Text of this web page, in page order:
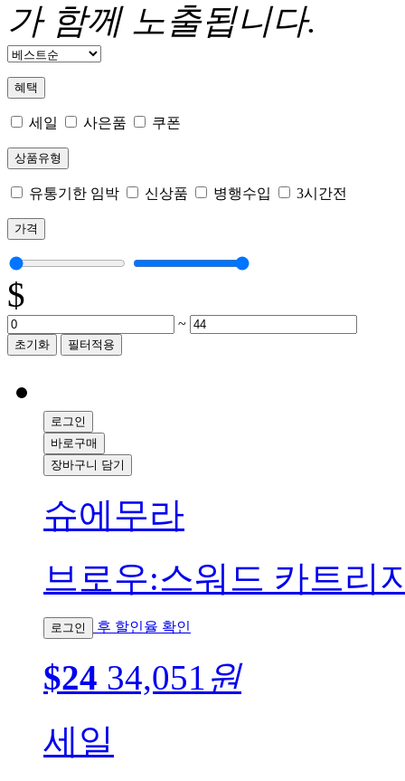
가 함께 노출됩니다.
혜택
세일 사은품 쿠폰
상품유형
유통기한 임박 신상품 병행수입 3시간전
가격
$
~
초기화 필터적용
로그인
바로구매
장바구니 담기
슈에무라
브로우:스워드 카트리
로그인 후 할인율 확인
$24 34,051 원
세일